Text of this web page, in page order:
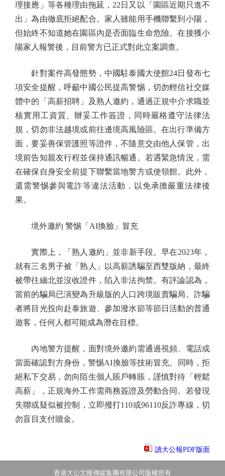
理接應」等各種理由拖延，22日又以「園區近期只進不
出」為由徹底拒絕配合。家人雖能用手機聯繫到小陽，
但始終不知道她在園區內是否面臨生命危險。在接獲小
陽家人報警後，目前警方已正式對此立案調查。
針對案件高發態勢，中國駐泰國大使館24日發布七
項安全提醒，呼籲中國公民提高警惕，切勿輕信社交媒
體中的「高薪招聘」及熟人邀約，通過正規中介求職並
核實用工資質、辦妥工作簽證，同時嚴格遵守法律法
規，切勿非法越境或前往邊境高風險區。在出行準備方
面，要妥善保管護照等證件，不隨意交由他人保管，出
境前告知親友行程並保持通訊暢通。若遇緊急情況，需
在確保自身安全前提下聯繫當地警方或使領館。此外，
還需警惕參與電詐等違法活動，以免承擔嚴重法律後
果。
境外邀約 警惕「AI換臉」冒充
實際上，「熟人邀約」並非新手段。早在2023年，
就有三名男子被「熟人」以高薪誘騙至西雙版納，最終
被帶往緬北並沒收證件，陷入非法拘禁。有評論認為，
當前的騙局已演變為升級版的人口跨境販賣騙局。詐騙
者將目光投向赴泰旅遊、參加潑水節等節日活動的普通
遊客，任何人都可能成為潛在目標。
內地警方提醒，面對境外邀約需通過視頻、電話或
當面確認對方身份，警惕AI換臉等技術冒充。同時，拒
絕私下交易，勿向陌生個人賬戶轉賬，謹慎對待「輕鬆
高薪」，正規海外工作需商務簽證及勞動合同。若發現
失聯或疑似被控制，立即撥打110或96110反詐專線，切
勿盲目支付贖金。
讀大公報PDF版面
香港大公文匯傳媒集團有限公司版權所有